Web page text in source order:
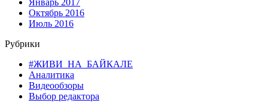
Январь 2017
Октябрь 2016
Июль 2016
Рубрики
#ЖИВИ_НА_БАЙКАЛЕ
Аналитика
Видеообзоры
Выбор редактора